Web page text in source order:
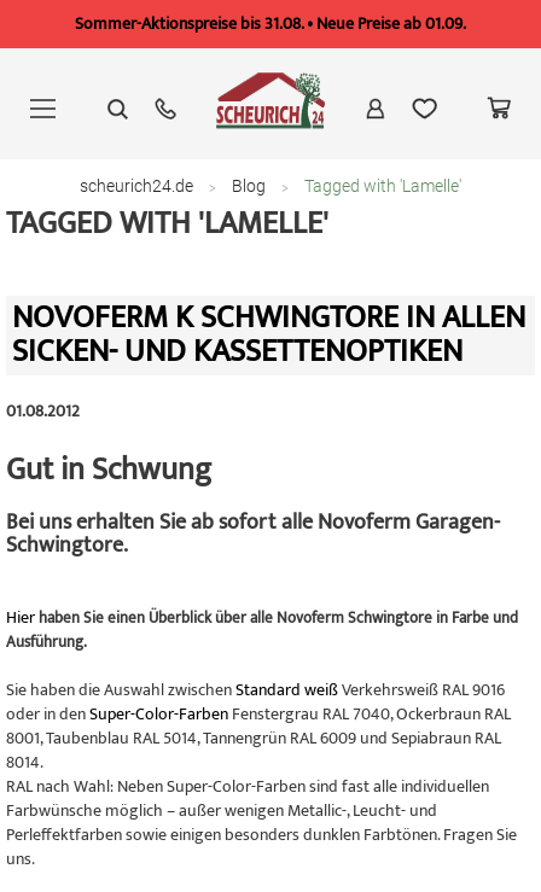
Sommer-Aktionspreise bis 31.08. • Neue Preise ab 01.09.
springen
scheurich24.de Blog Tagged with 'Lamelle'
TAGGED WITH 'LAMELLE'
NOVOFERM K SCHWINGTORE IN ALLEN
SICKEN- UND KASSETTENOPTIKEN
01.08.2012
Gut in Schwung
Bei uns erhalten Sie ab sofort alle Novoferm Garagen-
Schwingtore.
Hierhaben Sie einen Überblick über alle Novoferm Schwingtore in Farbe und
Ausführung.
Sie haben die Auswahl zwischenStandard weißVerkehrsweiß RAL 9016
oder in denSuper-Color-FarbenFenstergrau RAL 7040, Ockerbraun RAL
8001, Taubenblau RAL 5014, Tannengrün RAL 6009 und Sepiabraun RAL
8014.
RAL nach Wahl: Neben Super-Color-Farben sind fast alle individuellen
Farbwünsche möglich – außer wenigen Metallic-, Leucht- und
Perleffektfarben sowie einigen besonders dunklen Farbtönen. Fragen Sie
uns.